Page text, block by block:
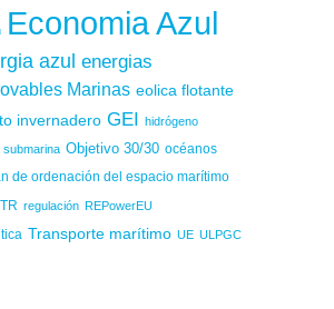
Economia Azul
azul energias
Marinas eolica flotante
invernadero GEI hidrógeno
submarina Objetivo 30/30 océanos
de ordenación del espacio marítimo
regulación REPowerEU
Transporte marítimo UE ULPGC